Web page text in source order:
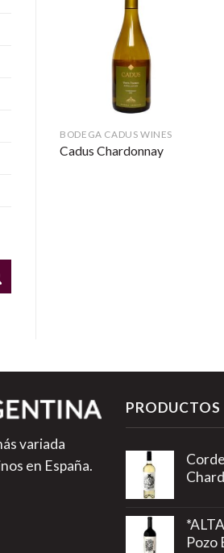
BODEGA CADUS WINES
Cadus Chardonnay
variada
en España.
Pozo